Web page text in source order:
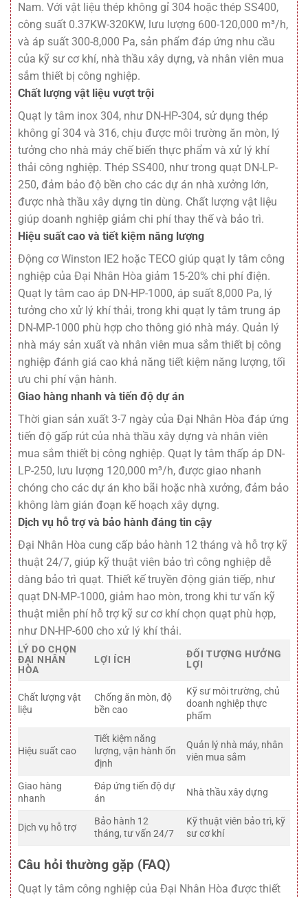
Nam. Với vật liệu thép không gỉ 304 hoặc thép SS400,
công suất 0.37KW-320KW, lưu lượng 600-120,000 m³/h,
và áp suất 300-8,000 Pa, sản phẩm đáp ứng nhu cầu
của kỹ sư cơ khí, nhà thầu xây dựng, và nhân viên mua
sắm thiết bị công nghiệp.
Chất lượng vật liệu vượt trội
Quạt ly tâm inox 304, như DN-HP-304, sử dụng thép
không gỉ 304 và 316, chịu được môi trường ăn mòn, lý
tưởng cho nhà máy chế biến thực phẩm và xử lý khí
thải công nghiệp. Thép SS400, như trong quạt DN-LP-
250, đảm bảo độ bền cho các dự án nhà xưởng lớn,
được nhà thầu xây dựng tin dùng. Chất lượng vật liệu
giúp doanh nghiệp giảm chi phí thay thế và bảo trì.
Hiệu suất cao và tiết kiệm năng lượng
Động cơ Winston IE2 hoặc TECO giúp quạt ly tâm công
nghiệp của Đại Nhân Hòa giảm 15-20% chi phí điện.
Quạt ly tâm cao áp DN-HP-1000, áp suất 8,000 Pa, lý
tưởng cho xử lý khí thải, trong khi quạt ly tâm trung áp
DN-MP-1000 phù hợp cho thông gió nhà máy. Quản lý
nhà máy sản xuất và nhân viên mua sắm thiết bị công
nghiệp đánh giá cao khả năng tiết kiệm năng lượng, tối
ưu chi phí vận hành.
Giao hàng nhanh và tiến độ dự án
Thời gian sản xuất 3-7 ngày của Đại Nhân Hòa đáp ứng
tiến độ gấp rút của nhà thầu xây dựng và nhân viên
mua sắm thiết bị công nghiệp. Quạt ly tâm thấp áp DN-
LP-250, lưu lượng 120,000 m³/h, được giao nhanh
chóng cho các dự án kho bãi hoặc nhà xưởng, đảm bảo
không làm gián đoạn kế hoạch xây dựng.
Dịch vụ hỗ trợ và bảo hành đáng tin cậy
Đại Nhân Hòa cung cấp bảo hành 12 tháng và hỗ trợ kỹ
thuật 24/7, giúp kỹ thuật viên bảo trì công nghiệp dễ
dàng bảo trì quạt. Thiết kế truyền động gián tiếp, như
quạt DN-MP-1000, giảm hao mòn, trong khi tư vấn kỹ
thuật miễn phí hỗ trợ kỹ sư cơ khí chọn quạt phù hợp,
như DN-HP-600 cho xử lý khí thải.
LÝ DO CHỌN
ĐẠI NHÂN
HÒA
LỢI ÍCH
ĐỐI TƯỢNG HƯỞNG
LỢI
Chất lượng vật
liệu
Chống ăn mòn, độ
bền cao
Kỹ sư môi trường, chủ
doanh nghiệp thực
phẩm
Hiệu suất cao
Tiết kiệm năng
lượng, vận hành ổn
định
Quản lý nhà máy, nhân
viên mua sắm
Giao hàng
nhanh
Đáp ứng tiến độ dự
án
Nhà thầu xây dựng
Dịch vụ hỗ trợ
Bảo hành 12
tháng, tư vấn 24/7
Kỹ thuật viên bảo trì, kỹ
sư cơ khí
Câu hỏi thường gặp (FAQ)
Quạt ly tâm công nghiệp của Đại Nhân Hòa được thiết